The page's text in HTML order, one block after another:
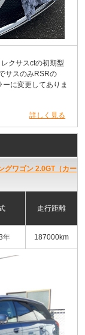
クサスctの初期型
サスのみRSRの
に変更してありま
詳しく見る
グワゴン 2.0GT（カー
走行距離
年 187000km